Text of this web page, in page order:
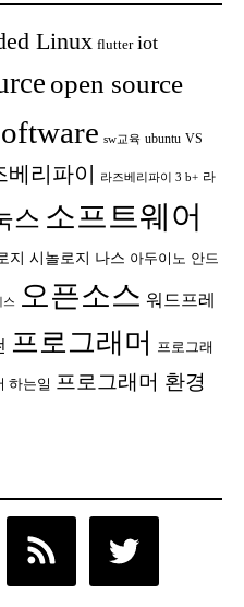
Linux flutter iot
open source
sw교육 ubuntu VS
베리파이 라즈베리파이 3 b+ 라
스 소프트웨어
지 시놀로지 나스 아두이노 안드
스 오픈소스 워드프레
프로그래머 프로그래
하는일 프로그래머 환경